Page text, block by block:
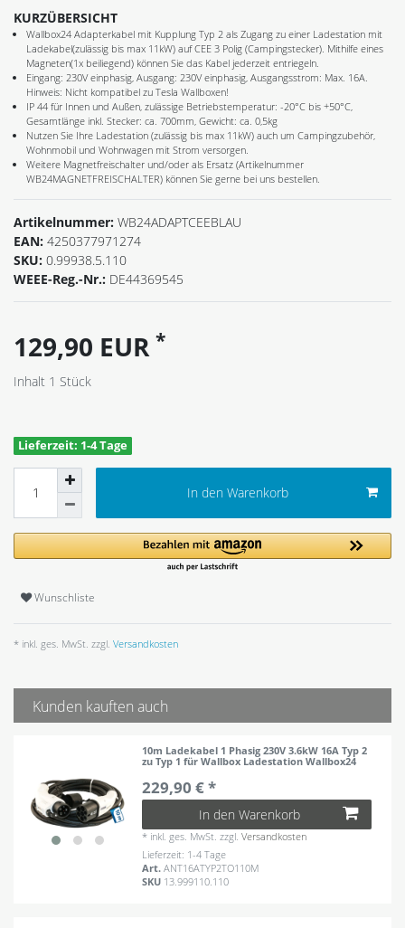
KURZÜBERSICHT
Wallbox24 Adapterkabel mit Kupplung Typ 2 als Zugang zu einer Ladestation mit
Ladekabel(zulässig bis max 11kW) auf CEE 3 Polig (Campingstecker). Mithilfe eines
Magneten(1x beiliegend) können Sie das Kabel jederzeit entriegeln.
Eingang: 230V einphasig, Ausgang: 230V einphasig, Ausgangsstrom: Max. 16A.
Hinweis: Nicht kompatibel zu Tesla Wallboxen!
IP 44 für Innen und Außen, zulässige Betriebstemperatur: -20°C bis +50°C,
Gesamtlänge inkl. Stecker: ca. 700mm, Gewicht: ca. 0,5kg
Nutzen Sie Ihre Ladestation (zulässig bis max 11kW) auch um Campingzubehör,
Wohnmobil und Wohnwagen mit Strom versorgen.
Weitere Magnetfreischalter und/oder als Ersatz (Artikelnummer
WB24MAGNETFREISCHALTER) können Sie gerne bei uns bestellen.
Artikelnummer: WB24ADAPTCEEBLAU
EAN: 4250377971274
SKU: 0.99938.5.110
WEEE-Reg.-Nr.: DE44369545
129,90 EUR *
Inhalt 1 Stück
Lieferzeit: 1-4 Tage
In den Warenkorb
Wunschliste
* inkl. ges. MwSt. zzgl. Versandkosten
Kunden kauften auch
10m Ladekabel 1 Phasig 230V 3.6kW 16A Typ 2
zu Typ 1 für Wallbox Ladestation Wallbox24
229,90 € *
In den Warenkorb
* inkl. ges. MwSt. zzgl.Versandkosten
Lieferzeit: 1-4 Tage
Art.ANT16ATYP2TO110M
SKU 13.999110.110